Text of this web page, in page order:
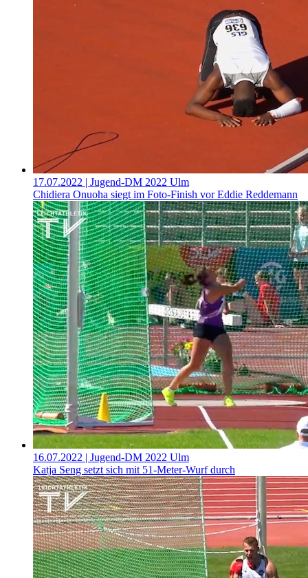
17.07.2022 | Jugend-DM 2022 Ulm
Chidiera Onuoha siegt im Foto-Finish vor Eddie Reddemann
16.07.2022 | Jugend-DM 2022 Ulm
Katja Seng setzt sich mit 51-Meter-Wurf durch